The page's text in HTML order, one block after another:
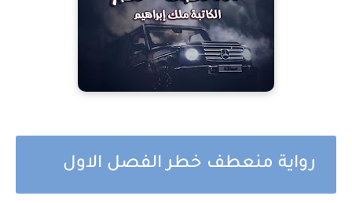
رواية منعطف خطر الفصل الاول